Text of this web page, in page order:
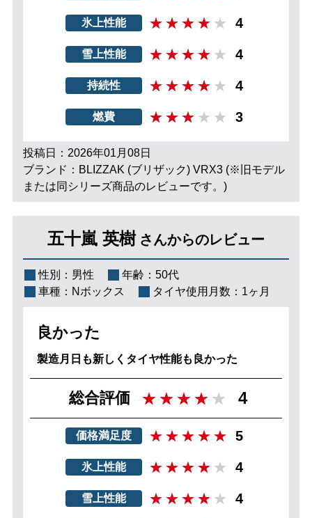
氷上性能 4
雪上性能 4
持続性 4
燃費 3
投稿日：2026年01月08日
ブランド：BLIZZAK (ブリザック) VRX3 (※旧モデル
または同シリーズ商品のレビューです。)
五十嵐 英樹 さんからのレビュー
性別： 男性 年齢： 50代
車種： Nボックス タイヤ使用月数： 1ヶ月
良かった
製造月日も新しくタイヤ性能も良かった
総合評価 4
価格満足度 5
氷上性能 4
雪上性能 4